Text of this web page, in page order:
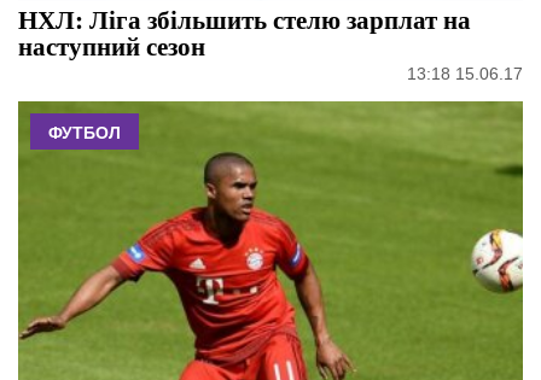
НХЛ: Ліга збільшить стелю зарплат на
наступний сезон
13:18 15.06.17
ФУТБОЛ